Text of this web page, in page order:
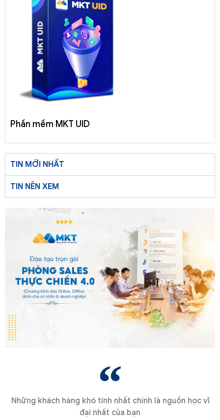
Phần mềm MKT UID
TIN MỚI NHẤT
TIN NÊN XEM
Những khách hàng khó tính nhất chính là nguồn học vĩ
đại nhất của bạn